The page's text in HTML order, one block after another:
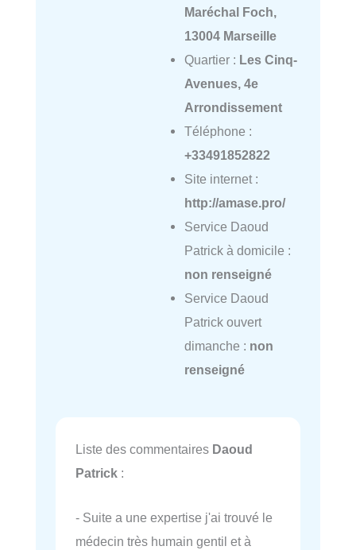
Maréchal Foch,
13004 Marseille
Quartier : Les Cinq-
Avenues, 4e
Arrondissement
Téléphone :
+33491852822
Site internet :
http://amase.pro/
Service Daoud
Patrick à domicile :
non renseigné
Service Daoud
Patrick ouvert
dimanche : non
renseigné
Liste des commentaires Daoud
Patrick :
- Suite a une expertise j'ai trouvé le
médecin très humain gentil et à